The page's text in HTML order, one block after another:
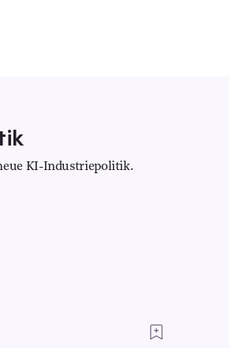
KI-Industriepolitik.